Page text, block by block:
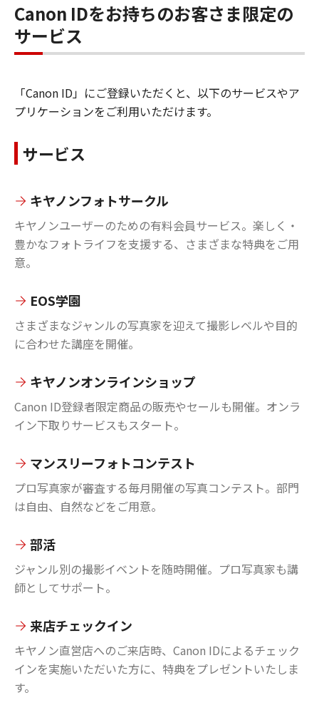
Canon IDをお持ちのお客さま限定の
サービス
「Canon ID」にご登録いただくと、以下のサービスやア
プリケーションをご利用いただけます。
サービス
キヤノンフォトサークル
キヤノンユーザーのための有料会員サービス。楽しく・
豊かなフォトライフを支援する、さまざまな特典をご用
意。
EOS学園
さまざまなジャンルの写真家を迎えて撮影レベルや目的
に合わせた講座を開催。
キヤノンオンラインショップ
Canon ID登録者限定商品の販売やセールも開催。オンラ
イン下取りサービスもスタート。
マンスリーフォトコンテスト
プロ写真家が審査する毎月開催の写真コンテスト。部門
は自由、自然などをご用意。
部活
ジャンル別の撮影イベントを随時開催。プロ写真家も講
師としてサポート。
来店チェックイン
キヤノン直営店へのご来店時、Canon IDによるチェック
インを実施いただいた方に、特典をプレゼントいたしま
す。